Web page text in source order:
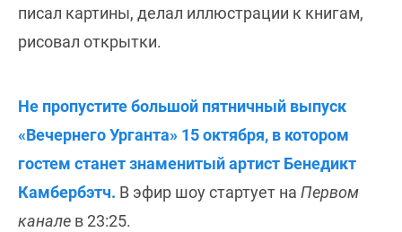
писал картины, делал иллюстрации к книгам,
рисовал открытки.
Не пропустите большой пятничный выпуск
«Вечернего Урганта» 15 октября, в котором
гостем станет знаменитый артист Бенедикт
Камбербэтч. В эфир шоу стартует на Первом
канале в 23:25.